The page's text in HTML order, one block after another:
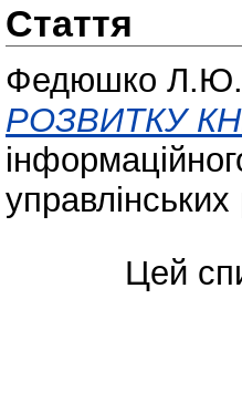
Стаття
Федюшко Л.Ю.
РОЗВИТКУ
Цей